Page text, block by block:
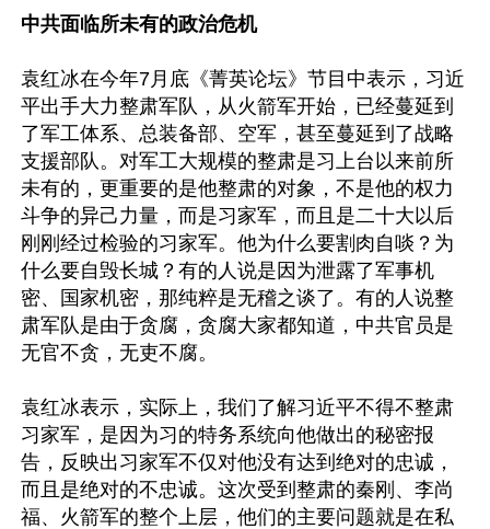
中共面临所未有的政治危机
袁红冰在今年7月底《菁英论坛》节目中表示，习近
平出手大力整肃军队，从火箭军开始，已经蔓延到
了军工体系、总装备部、空军，甚至蔓延到了战略
支援部队。对军工大规模的整肃是习上台以来前所
未有的，更重要的是他整肃的对象，不是他的权力
斗争的异己力量，而是习家军，而且是二十大以后
刚刚经过检验的习家军。他为什么要割肉自啖？为
什么要自毁长城？有的人说是因为泄露了军事机
密、国家机密，那纯粹是无稽之谈了。有的人说整
肃军队是由于贪腐，贪腐大家都知道，中共官员是
无官不贪，无吏不腐。
袁红冰表示，实际上，我们了解习近平不得不整肃
习家军，是因为习的特务系统向他做出的秘密报
告，反映出习家军不仅对他没有达到绝对的忠诚，
而且是绝对的不忠诚。这次受到整肃的秦刚、李尚
福、火箭军的整个上层，他们的主要问题就是在私